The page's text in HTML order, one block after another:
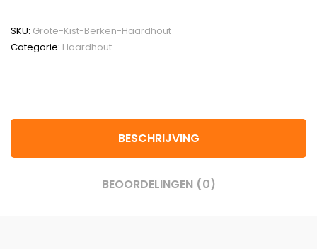
SKU: Grote-Kist-Berken-Haardhout
Categorie: Haardhout
BESCHRIJVING
BEOORDELINGEN (0)